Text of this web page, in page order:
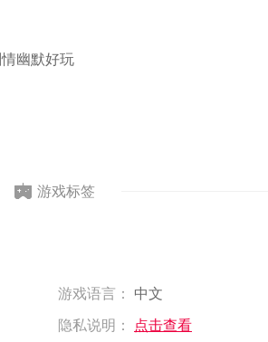
幽默好玩
游戏标签
游戏语言： 中文
隐私说明： 点击查看